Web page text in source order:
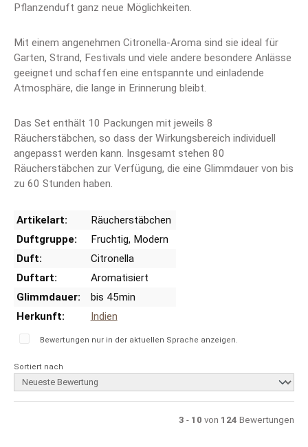
Pflanzenduft ganz neue Möglichkeiten.
Mit einem angenehmen Citronella-Aroma sind sie ideal für
Garten, Strand, Festivals und viele andere besondere Anlässe
geeignet und schaffen eine entspannte und einladende
Atmosphäre, die lange in Erinnerung bleibt.
Das Set enthält 10 Packungen mit jeweils 8
Räucherstäbchen, so dass der Wirkungsbereich individuell
angepasst werden kann. Insgesamt stehen 80
Räucherstäbchen zur Verfügung, die eine Glimmdauer von bis
zu 60 Stunden haben.
Artikelart:
Räucherstäbchen
Duftgruppe:
Fruchtig, Modern
Duft:
Citronella
Duftart:
Aromatisiert
Glimmdauer:
bis 45min
Herkunft:
Indien
Bewertungen nur in der aktuellen Sprache anzeigen.
Sortiert nach
3 - 10 von 124 Bewertungen